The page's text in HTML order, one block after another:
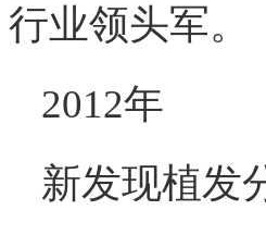
行业领头军。
2012年
新发现植发